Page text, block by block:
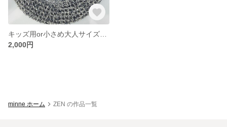
2,000円
minne ホーム ZEN の作品一覧